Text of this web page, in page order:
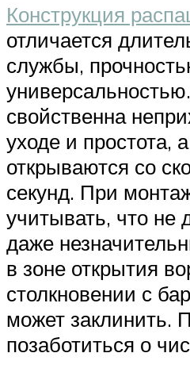
Конструкция
отличается
службы,
свойственна
уходе и простота,
открываются со
секунд. При
учитывать, что не
даже
в зоне открытия
столкновении с
может заклинить.
позаботиться о